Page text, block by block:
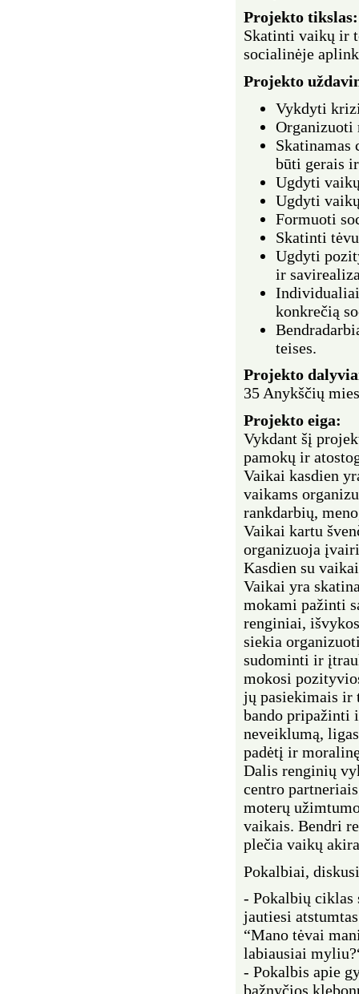
Projekto tikslas:
Skatinti vaikų ir
socialinėje
Projekto
Vykdyti
Skatinamas
būti gerais
Ugdyti
Ugdyti
Formuoti
Skatinti
Ugdyti
ir
konkrečią
teises.
Projekto
35 Anykščių
Projekto eiga:
Vykdant šį
pamokų ir
Vaikai kasdien
vaikams
rankdarbių,
Vaikai kartu
organizuoja
Kasdien su
Vaikai yra
mokami pažinti
renginiai,
siekia
sudominti ir
mokosi
jų pasiekimais ir
bando pripažinti
neveiklumą,
padėtį ir
Dalis renginių
centro
moterų
vaikais. Bendri
plečia vaikų
Pokalbiai,
- Pokalbių
jautiesi
“Mano tėvai
labiausiai
- Pokalbis apie
bažnyčios